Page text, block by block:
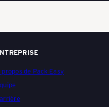
propos de Pack Easy